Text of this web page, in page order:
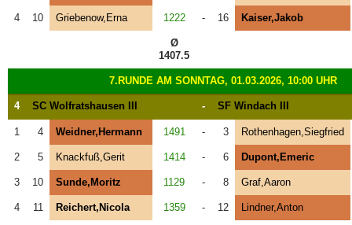
4 10 Griebenow,Erna 1222 - 16 Kaiser,Jakob
Ø
1407.5
7.RUNDE AM SONNTAG, 01.03.2026, 10:00 UHR
4 SC Wolfratshausen III - SF Windach III
1 4 Weidner,Hermann 1491 - 3 Rothenhagen,Siegfried
2 5 Knackfuß,Gerit 1414 - 6 Dupont,Emeric
3 10 Sunde,Moritz 1129 - 8 Graf,Aaron
4 11 Reichert,Nicola 1359 - 12 Lindner,Anton